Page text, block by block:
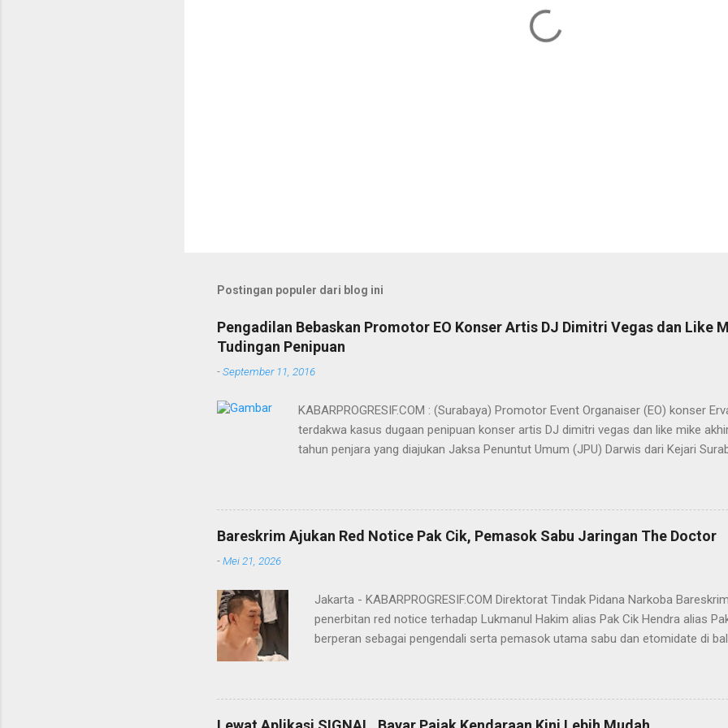
Postingan populer dari blog ini
Pengadilan Bebaskan Promotor EO Konser Artis DJ Dimitri Vegas dan Like
Tudingan Penipuan
-September 11, 2016
KABARPROGRESIF.COM : (Surabaya) Promotor Event Organaiser (EO) konser
terdakwa kasus dugaan penipuan konser artis DJ dimitri vegas dan like mike
tahun penjara yang diajukan Jaksa Penuntut Umum (JPU) Darwis dari Kejari
pidana. Dalam pertimbangannya, hakim Sigit menerangkan, majelis hakim
terdakwa Ervan tersebut tidak terdapat unsur penipuan sehingga dianggap
Menurut majelis hakim, kasus yang menjerat Ervan merupakan hubungan hukum
itulah, terdakwa Ervan diputus bebas dari tuntutan hukum (onslag van alle recht
Bareskrim Ajukan Red Notice Pak Cik, Pemasok Sabu Jaringan The Doctor
-Mei 21, 2026
Jakarta - KABARPROGRESIF.COM Direktorat Tindak Pidana Narkoba
penerbitan red notice terhadap Lukmanul Hakim alias Pak Cik Hendra alias
berperan sebagai pengendali serta pemasok utama sabu dan etomidate di
DPO Lukmanul Hakim alias Hendra alias Pak Haji," kata Direktur Tindak
Bareskrim Polri Brigjen Eko Hadi Santoso. dalam keterangannya, Rabu (20/5).
merupakan warga negara Indonesia (WNI) asal Aceh yang saat ini terdeteksi